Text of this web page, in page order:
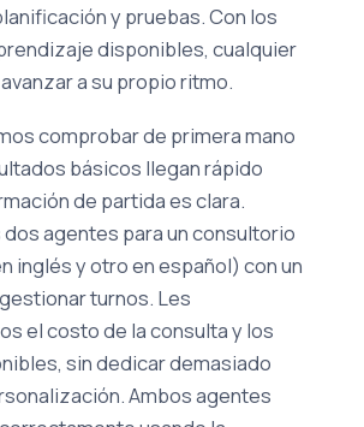
y pruebas. Con los
disponibles, cualquier
a su propio ritmo.
comprobar de primera mano
básicos llegan rápido
de partida es clara.
agentes para un consultorio
inglés y otro en español) con un
turnos. Les
el costo de la consulta y los
sin dedicar demasiado
Ambos agentes